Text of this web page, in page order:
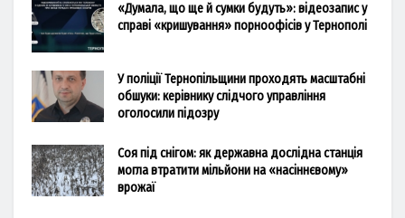
«Думала, що ще й сумки будуть»: відеозапис у
справі «кришування» порноофісів у Тернополі
У поліції Тернопільщини проходять масштабні
обшуки: керівнику слідчого управління
оголосили підозру
Соя під снігом: як державна дослідна станція
могла втратити мільйони на «насіннєвому»
врожаї